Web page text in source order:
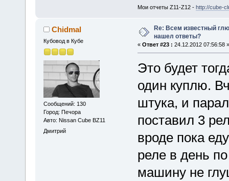
Мои отчеты Z11-Z12 - http://cube-
Chidmal
Кубовод в Кубе
Сообщений: 130
Город: Печора
Авто: Nissan Cube BZ11
Дмитрий
Re: Всем известный
нашел ответы?
« Ответ #23 : 24.12.2012 07:56:58 »
Это будет
один куплю.
штука, и
поставил 3
вроде пока
реле в день
машину не